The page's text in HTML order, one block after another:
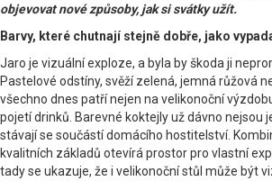
objevovat nové způsoby, jak si svátky užít.
Barvy, které chutnají stejně dobře, jako
Jaro je vizuální exploze, a byla by škoda ji
Pastelové odstíny, svěží zelená, jemná růžová
všechno dnes patří nejen na velikonoční
pojetí drinků. Barevné koktejly už dávno nejsou
stávají se součástí domácího hostitelství.
kvalitních základů otevírá prostor pro vlastní
tady se ukazuje, že i velikonoční stůl může být